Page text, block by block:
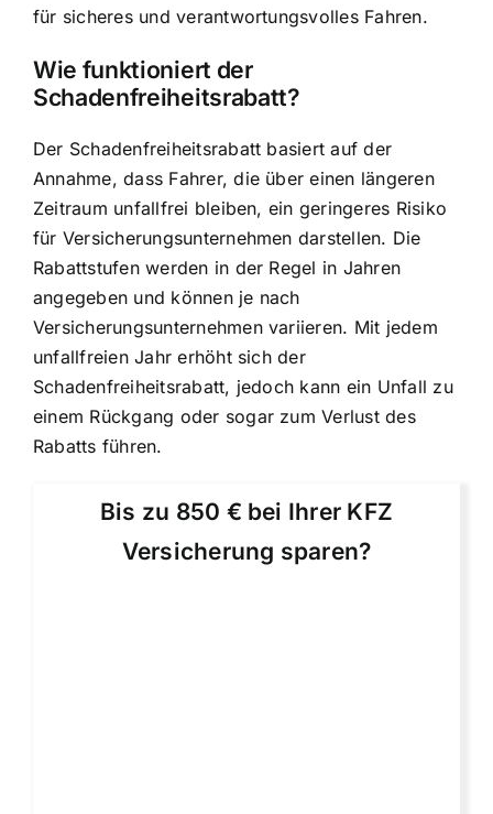
für sicheres und verantwortungsvolles Fahren.
Wie funktioniert der
Schadenfreiheitsrabatt?
Der Schadenfreiheitsrabatt basiert auf der
Annahme, dass Fahrer, die über einen längeren
Zeitraum unfallfrei bleiben, ein geringeres Risiko
für Versicherungsunternehmen darstellen. Die
Rabattstufen werden in der Regel in Jahren
angegeben und können je nach
Versicherungsunternehmen variieren. Mit jedem
unfallfreien Jahr erhöht sich der
Schadenfreiheitsrabatt, jedoch kann ein Unfall zu
einem Rückgang oder sogar zum Verlust des
Rabatts führen.
Bis zu 850 € bei Ihrer KFZ
Versicherung sparen?